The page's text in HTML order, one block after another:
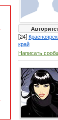
[24]
край
Написать